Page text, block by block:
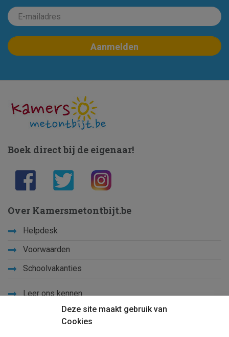
Deze site maakt gebruik van
Cookies
Boek direct bij de eigenaar!
Over Kamersmetontbijt.be
Helpdesk
Voorwaarden
Schoolvakanties
Leer ons kennen